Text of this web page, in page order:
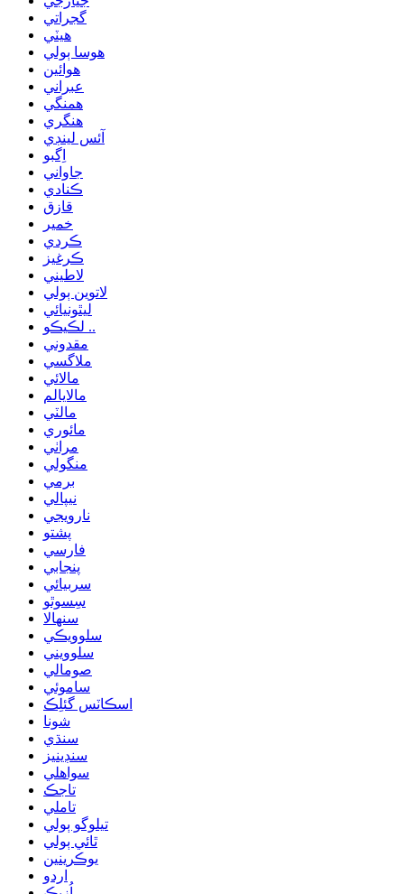
گجراتي
هيٽي
هوسا ٻولي
هوائين
عبراني
همنگي
هنگري
آئس لينڊي
اِگبو
جاواني
ڪنادي
قازق
خمير
ڪردي
ڪرغيز
لاطيني
لاتوين ٻولي
ليٿونيائي
لڪيڪو ..
مقدوني
ملاگسي
مالائي
مالايالم
مالٽي
مائوري
مراٺي
منگولي
برمي
نيپالي
نارويجي
پشتو
فارسي
پنجابي
سربيائي
سِسوٿو
سنھالا
سلوويڪي
سلوويني
صومالي
ساموئي
اسڪاٽس گئلِڪ
شونا
سنڌي
سنڊينيز
سواهلي
تاجڪ
تاملي
تيلوگو ٻولي
ٿائي ٻولي
يوڪرينين
اردو